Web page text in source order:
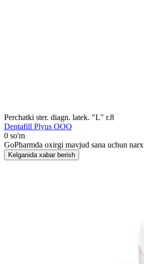
Perchatki ster. diagn. latek. "L" r.8
Dentafill Plyus OOO
0 so'm
GoPharmda oxirgi mavjud sana uchun narx
Kelganida xabar berish